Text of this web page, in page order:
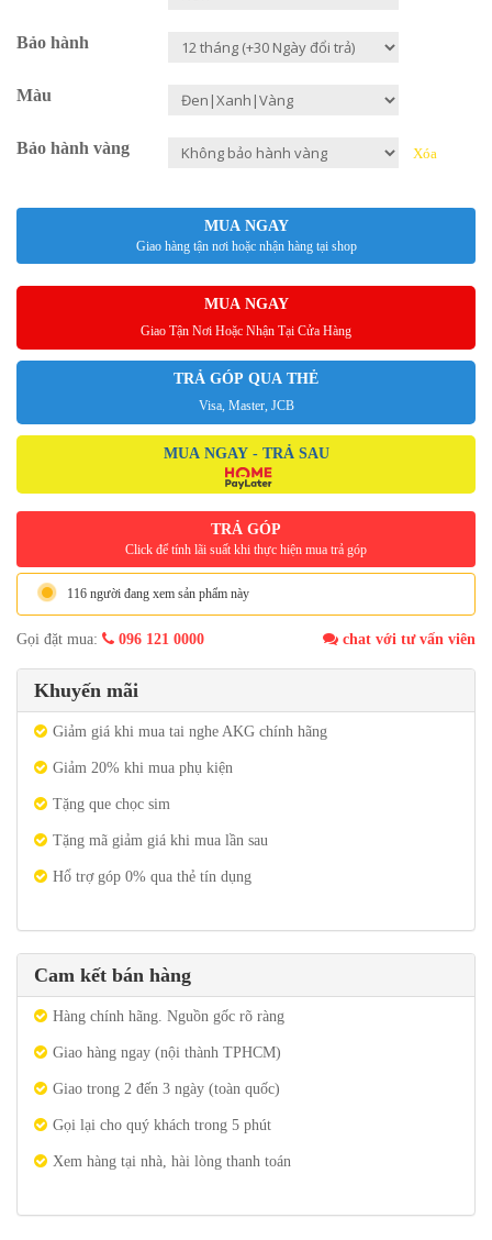
Bảo hành
Màu
Bảo hành vàng Xóa
MUA NGAY
Giao hàng tận nơi hoặc nhận hàng tại shop
MUA NGAY
Giao Tận Nơi Hoặc Nhận Tại Cửa Hàng
TRẢ GÓP QUA THẺ
Visa, Master, JCB
MUA NGAY - TRẢ SAU
TRẢ GÓP
Click để tính lãi suất khi thực hiện mua trả góp
116 người đang xem sản phẩm này
Gọi đặt mua: 096 121 0000 chat với tư vấn viên
Khuyến mãi
Giảm giá khi mua tai nghe AKG chính hãng
Giảm 20% khi mua phụ kiện
Tặng que chọc sim
Tặng mã giảm giá khi mua lần sau
Hổ trợ góp 0% qua thẻ tín dụng
Cam kết bán hàng
Hàng chính hãng. Nguồn gốc rõ ràng
Giao hàng ngay (nội thành TPHCM)
Giao trong 2 đến 3 ngày (toàn quốc)
Gọi lại cho quý khách trong 5 phút
Xem hàng tại nhà, hài lòng thanh toán